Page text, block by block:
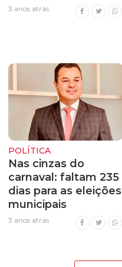
3 anos atrás
POLÍTICA
Nas cinzas do
carnaval: faltam 235
dias para as eleições
municipais
3 anos atrás